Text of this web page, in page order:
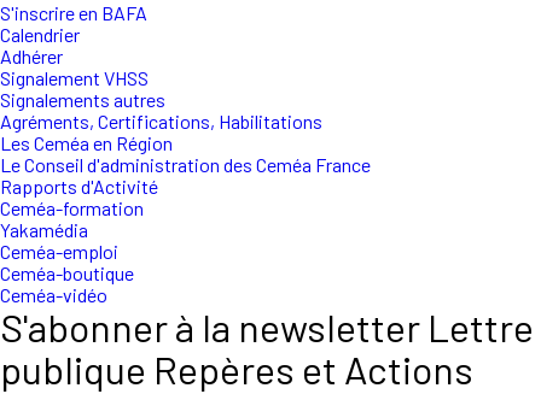
S'inscrire en BAFA
Calendrier
Adhérer
Signalement VHSS
Signalements autres
Agréments, Certifications, Habilitations
Les Ceméa en Région
Le Conseil d'administration des Ceméa France
Rapports d'Activité
Ceméa-formation
Yakamédia
Ceméa-emploi
Ceméa-boutique
Ceméa-vidéo
S'abonner à la newsletter Lettre
publique Repères et Actions